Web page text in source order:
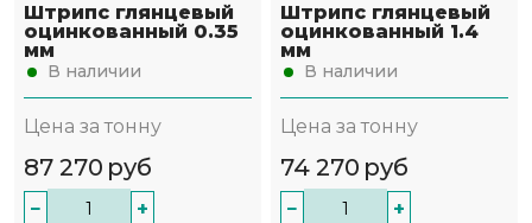
Штрипс глянцевый
оцинкованный 0.35
мм
В наличии
Цена за тонну
87 270 руб
− +
Штрипс глянцевый
оцинкованный 1.4
мм
В наличии
Цена за тонну
74 270 руб
− +